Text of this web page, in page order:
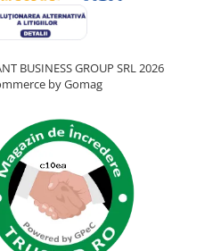
BUSINESS GROUP SRL 2026
by Gomag